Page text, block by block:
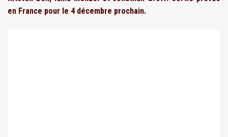
en France pour le 4 décembre prochain.